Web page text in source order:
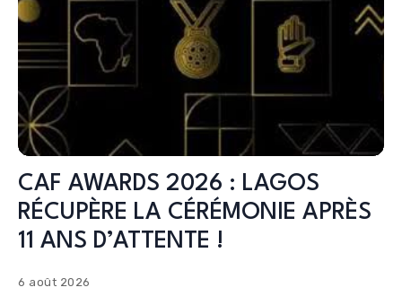
CAF AWARDS 2026 : LAGOS
RÉCUPÈRE LA CÉRÉMONIE APRÈS
11 ANS D’ATTENTE !
6 août 2026